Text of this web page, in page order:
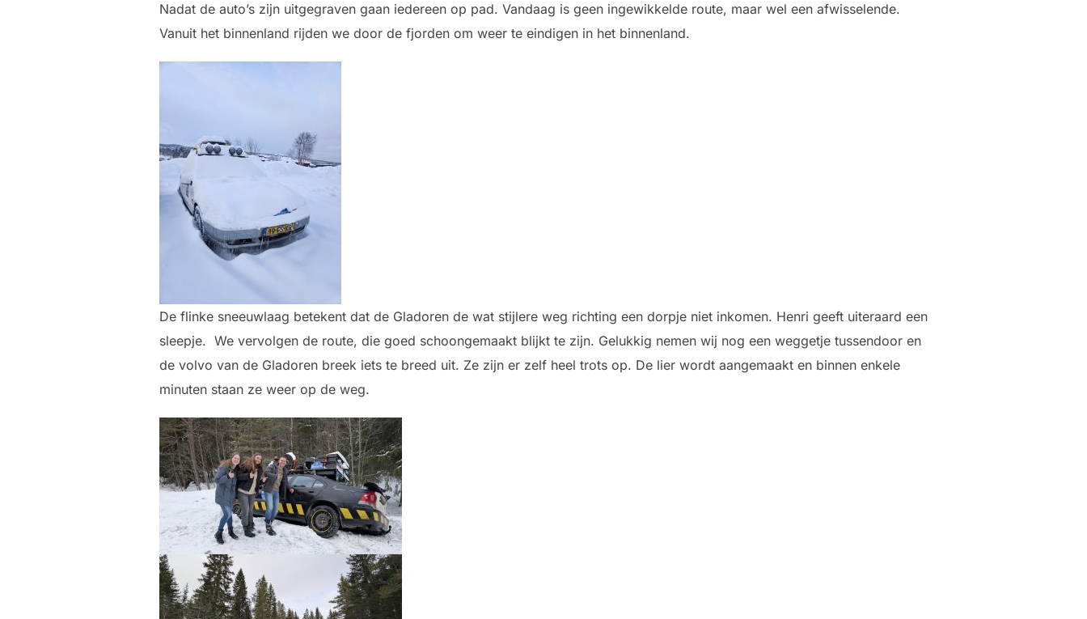
Nadat de auto’s zijn uitgegraven gaan iedereen op pad. Vandaag is geen ingewikkelde route, maar wel een afwisselende.
Vanuit het binnenland rijden we door de fjorden om weer te eindigen in het binnenland.
De flinke sneeuwlaag betekent dat de Gladoren de wat stijlere weg richting een dorpje niet inkomen. Henri geeft uiteraard een
sleepje. We vervolgen de route, die goed schoongemaakt blijkt te zijn. Gelukkig nemen wij nog een weggetje tussendoor en
de volvo van de Gladoren breek iets te breed uit. Ze zijn er zelf heel trots op. De lier wordt aangemaakt en binnen enkele
minuten staan ze weer op de weg.